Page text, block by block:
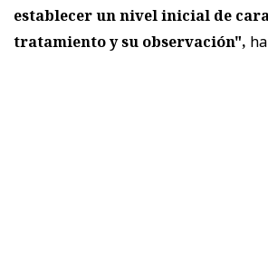
establecer un nivel inicial de
tratamiento y su observación",